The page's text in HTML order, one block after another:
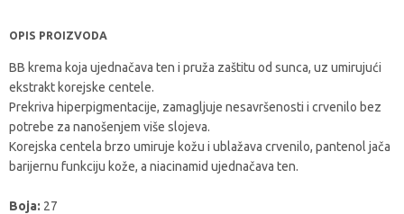
OPIS PROIZVODA
BB krema koja ujednačava ten i pruža zaštitu od sunca, uz umirujući
ekstrakt korejske centele.
Prekriva hiperpigmentacije, zamagljuje nesavršenosti i crvenilo bez
potrebe za nanošenjem više slojeva.
Korejska centela brzo umiruje kožu i ublažava crvenilo, pantenol jača
barijernu funkciju kože, a niacinamid ujednačava ten.
Boja: 27